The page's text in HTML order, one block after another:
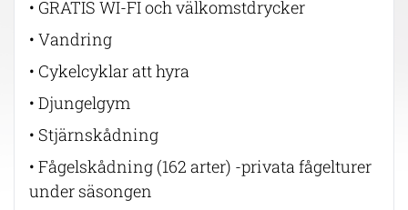
• GRATIS WI-FI och välkomstdrycker
• Vandring
• Cykelcyklar att hyra
• Djungelgym
• Stjärnskådning
• Fågelskådning (162 arter) -privata fågelturer
under säsongen